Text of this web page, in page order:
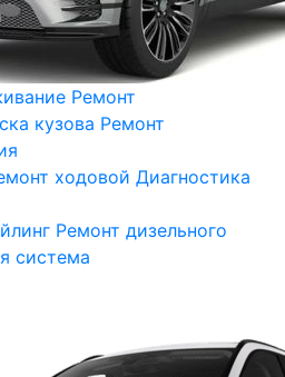
Ремонт
кузова Ремонт
ходовой Диагностика
Ремонт дизельного
система